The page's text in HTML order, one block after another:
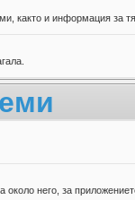
както и информация за
около него, за